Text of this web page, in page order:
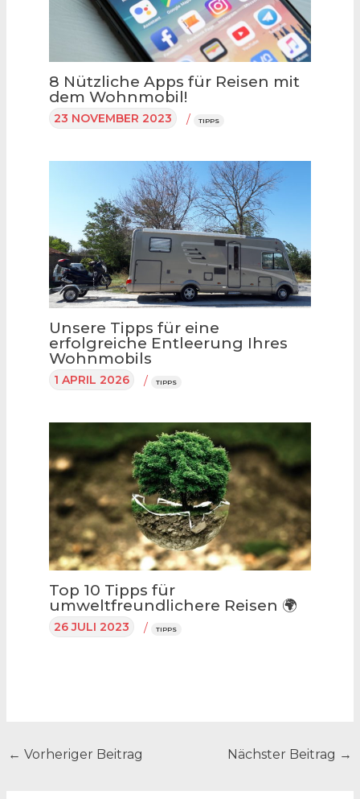
8 Nützliche Apps für Reisen mit
dem Wohnmobil!
23 NOVEMBER 2023 / TIPPS
Unsere Tipps für eine
erfolgreiche Entleerung Ihres
Wohnmobils
1 APRIL 2026 / TIPPS
Top 10 Tipps für
umweltfreundlichere Reisen 🌍
26 JULI 2023 / TIPPS
← Vorheriger Beitrag Nächster Beitrag →